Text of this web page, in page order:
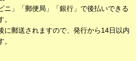
ニ」「郵便局」「銀行」で後払いできる
に郵送されますので、発行から14日以内